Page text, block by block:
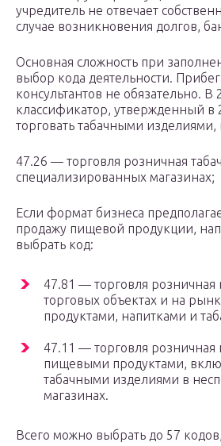
учредитель не отвечает
случае возникновения долгов,
Основная сложность при
выбор кода деятельности.
консультантов не обязательно. В
классификатор, утвержденный в
торговать табачными изделиями,
47.26 — торговля розничная
специализированных магазинах;
Если формат бизнеса
продажу пищевой продукции,
выбрать код:
47.81 — торговля розничная
торговых объектах и на
продуктами, напитками и
47.11 — торговля
пищевыми продуктами,
табачными изделиями в
магазинах.
Всего можно выбрать до 57